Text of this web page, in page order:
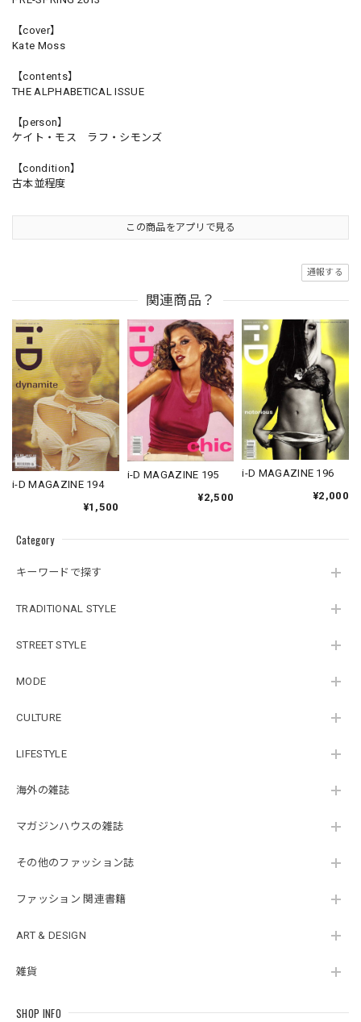
Category
キーワードで探す
TRADITIONAL STYLE
STREET STYLE
MODE
CULTURE
LIFESTYLE
海外の雑誌
マガジンハウスの雑誌
その他のファッション誌
ファッション 関連書籍
ART & DESIGN
雑貨
SHOP INFO
【cover】
Kate Moss
【contents】
THE ALPHABETICAL ISSUE
【person】
ケイト・モス ラフ・シモンズ
【condition】
古本並程度
この商品をアプリで見る
通報する
関連商品？
i-D MAGAZINE 194
¥1,500
i-D MAGAZINE 195
¥2,500
i-D MAGAZINE 196
¥2,000